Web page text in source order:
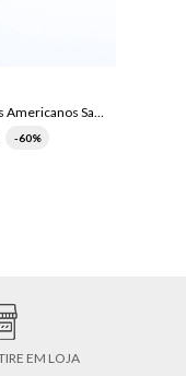
Set Le Lis Casa 2 Jogos Americanos Saruê II
-60%
EM LOJA